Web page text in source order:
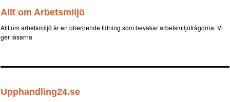
Allt om Arbetsmiljö
Allt om arbetsmiljö är en oberoende tidning som bevakar arbetsmiljöfrågorna. Vi
ger läsarna
Upphandling24.se